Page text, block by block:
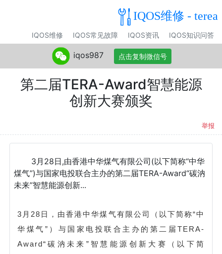
IQOS维修 - terea
IQOS维修 IQOS常见故障 IQOS资讯 IQOS知识问答
第二届TERA-Award智慧能源
创新大赛颁奖
举报
3月28日,由香港中华煤气有限公司(以下简称“中华
煤气”)与国家电投联合主办的第二届TERA-Award“碳汭
未来”智慧能源创新...
3月28日，由香港中华煤气有限公司（以下简称“中
华煤气”）与国家电投联合主办的第二届TERA-
Award“碳汭未来”智慧能源创新大赛（以下简
iqos987 点击复制微信号